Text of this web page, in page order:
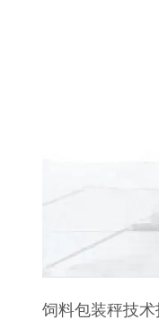
饲料包装秤技